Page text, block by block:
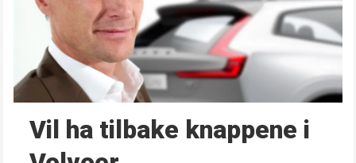
Vil ha tilbake knappene i